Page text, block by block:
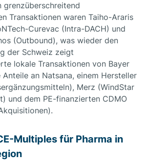
grenzüberschreitend
Transaktionen waren Taiho-Araris
Curevac (Intra-DACH) und
(Outbound), was wieder den
der Schweiz zeigt
lokale Transaktionen von Bayer
an Natsana, einem Hersteller
Merz (WindStar
und dem PE-finanzierten CDMO
Multiples für Pharma in